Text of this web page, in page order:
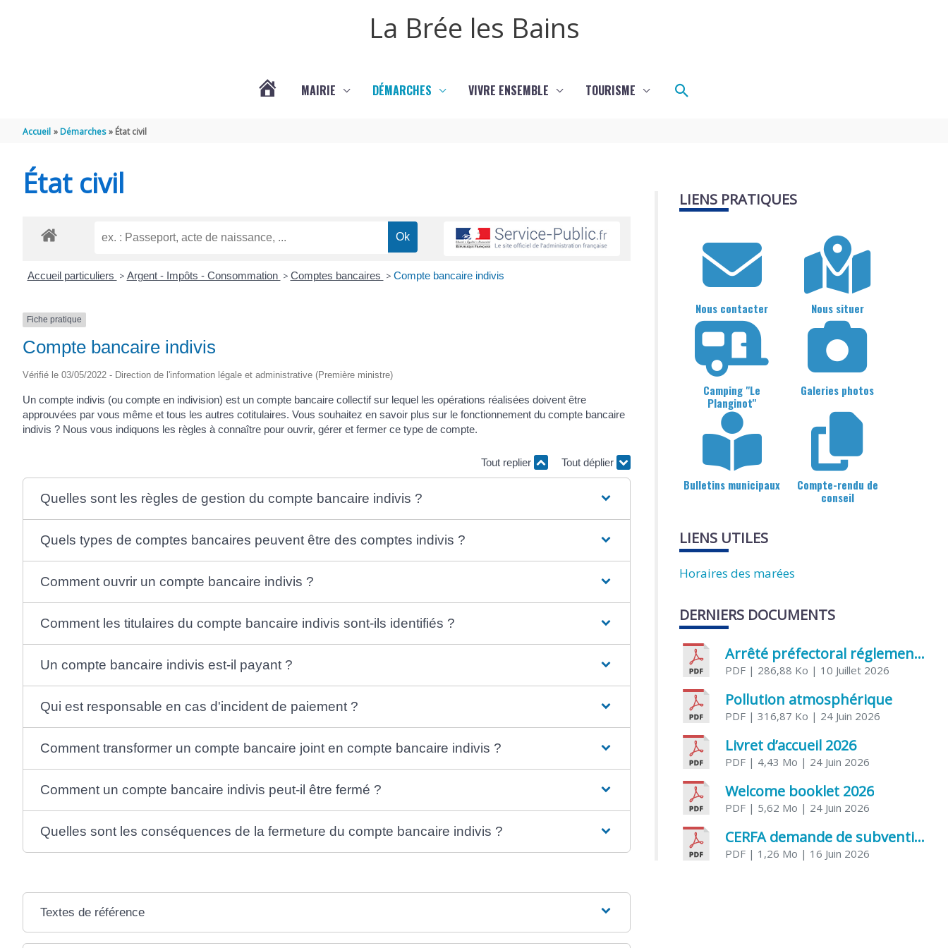
La Brée les Bains
TITRE)
MAIRIE DÉMARCHES VIVRE ENSEMBLE TOURISME Rechercher
Accueil Démarches État civil
État civil
Accueil particuliers > Argent - Impôts - Consommation > Comptes bancaires > Compte bancaire indivis
Fiche pratique
Compte bancaire indivis
Vérifié le 03/05/2022 - Direction de l'information légale et administrative (Première ministre)
Un compte indivis (ou compte en indivision) est un compte bancaire collectif sur lequel les opérations réalisées doivent être
approuvées par vous même et tous les autres cotitulaires. Vous souhaitez en savoir plus sur le fonctionnement du compte bancaire
indivis ? Nous vous indiquons les règles à connaître pour ouvrir, gérer et fermer ce type de compte.
Tout replier Tout déplier
Quelles sont les règles de gestion du compte bancaire indivis ?
Quels types de comptes bancaires peuvent être des comptes indivis ?
Comment ouvrir un compte bancaire indivis ?
Comment les titulaires du compte bancaire indivis sont-ils identifiés ?
Un compte bancaire indivis est-il payant ?
Qui est responsable en cas d'incident de paiement ?
Comment transformer un compte bancaire joint en compte bancaire indivis ?
Comment un compte bancaire indivis peut-il être fermé ?
Quelles sont les conséquences de la fermeture du compte bancaire indivis ?
Textes de référence
LIENS PRATIQUES
Nous contacter Nous situer
Camping "Le
Planginot"
Galeries photos
Bulletins municipaux
Compte-rendu de
conseil
LIENS UTILES
Horaires des marées
DERNIERS DOCUMENTS
Arrêté préfectoral réglementant l’usage de l’eau
PDF | 286,88 Ko | 10 Juillet 2026
Pollution atmosphérique
PDF | 316,87 Ko | 24 Juin 2026
Livret d’accueil 2026
PDF | 4,43 Mo | 24 Juin 2026
Welcome booklet 2026
PDF | 5,62 Mo | 24 Juin 2026
CERFA demande de subvention association
PDF | 1,26 Mo | 16 Juin 2026